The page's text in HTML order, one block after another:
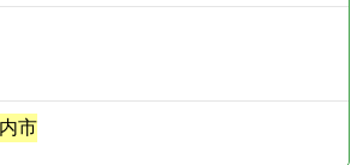
市